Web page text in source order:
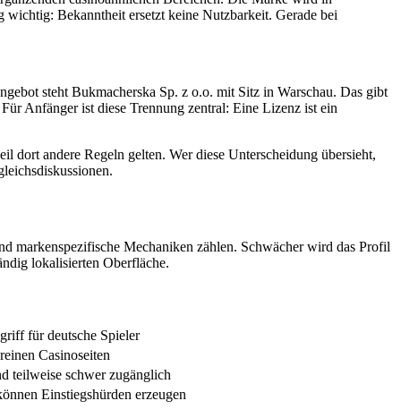
Bekanntheit ersetzt keine Nutzbarkeit. Gerade bei
steht Bukmacherska Sp. z o.o. mit Sitz in Warschau. Das gibt
Anfänger ist diese Trennung zentral: Eine Lizenz ist ein
dort andere Regeln gelten. Wer diese Unterscheidung übersieht,
markenspezifische Mechaniken zählen. Schwächer wird das Profil
lokalisierten Oberfläche.
für deutsche Spieler
Casinoseiten
teilweise schwer zugänglich
Einstiegshürden erzeugen